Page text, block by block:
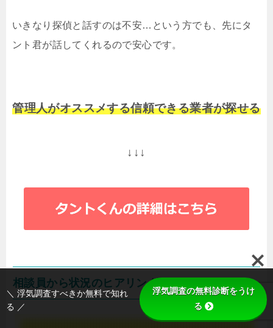
いきなり探偵と話すのは不安…という方でも、先にタ
ント君が話してくれるので安心です。
管理人がオススメする信頼できる業者が探せる
↓↓↓
相談員から状況のヒアリング
＼ 浮気調査すべきか無料で知れ
る ／
浮気調査の無料診断をうけ
る